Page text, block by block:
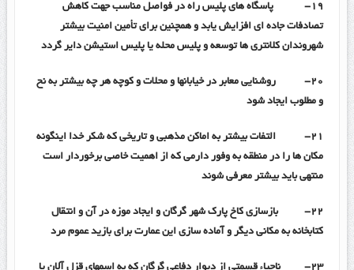
۱۹-
پاسگاه های پلیس راه در فواصل مناسب جهت کاهش
تصادفات جاده ای افزایش یابد و همچنین برای تأمین امنیت بیشتر
شهروندان کلانتری ها توسعه و پلیس محله یا پلیس استیشن دایر گردد
۲۰-
روشنایی معابر در خیابانها و محلات و کوچه هر چه بیشتر به نح
و مطلوب ایجاد شود
۲۱-
التفات بیشتر به اماکن مذهبی و تاریخی که شکر خدا اینگونه
مکان ها را در منطقه به وفور دارمی که از اهمیت خاصی برخوردار است
منتهی باید بیشتر معرفی شوند
۲۲-
بازسازی کاخ پارک شهر گرگان و ایجاد موزه در آن و انتقال
کتابخانه به مکانی دیگر و آماده سازی این عمارت برای بازید عموم مرد
۲۳- ناحیاء قسمتی از دیوار دفاعی گرگان که به اسمهای قزل آلان یا